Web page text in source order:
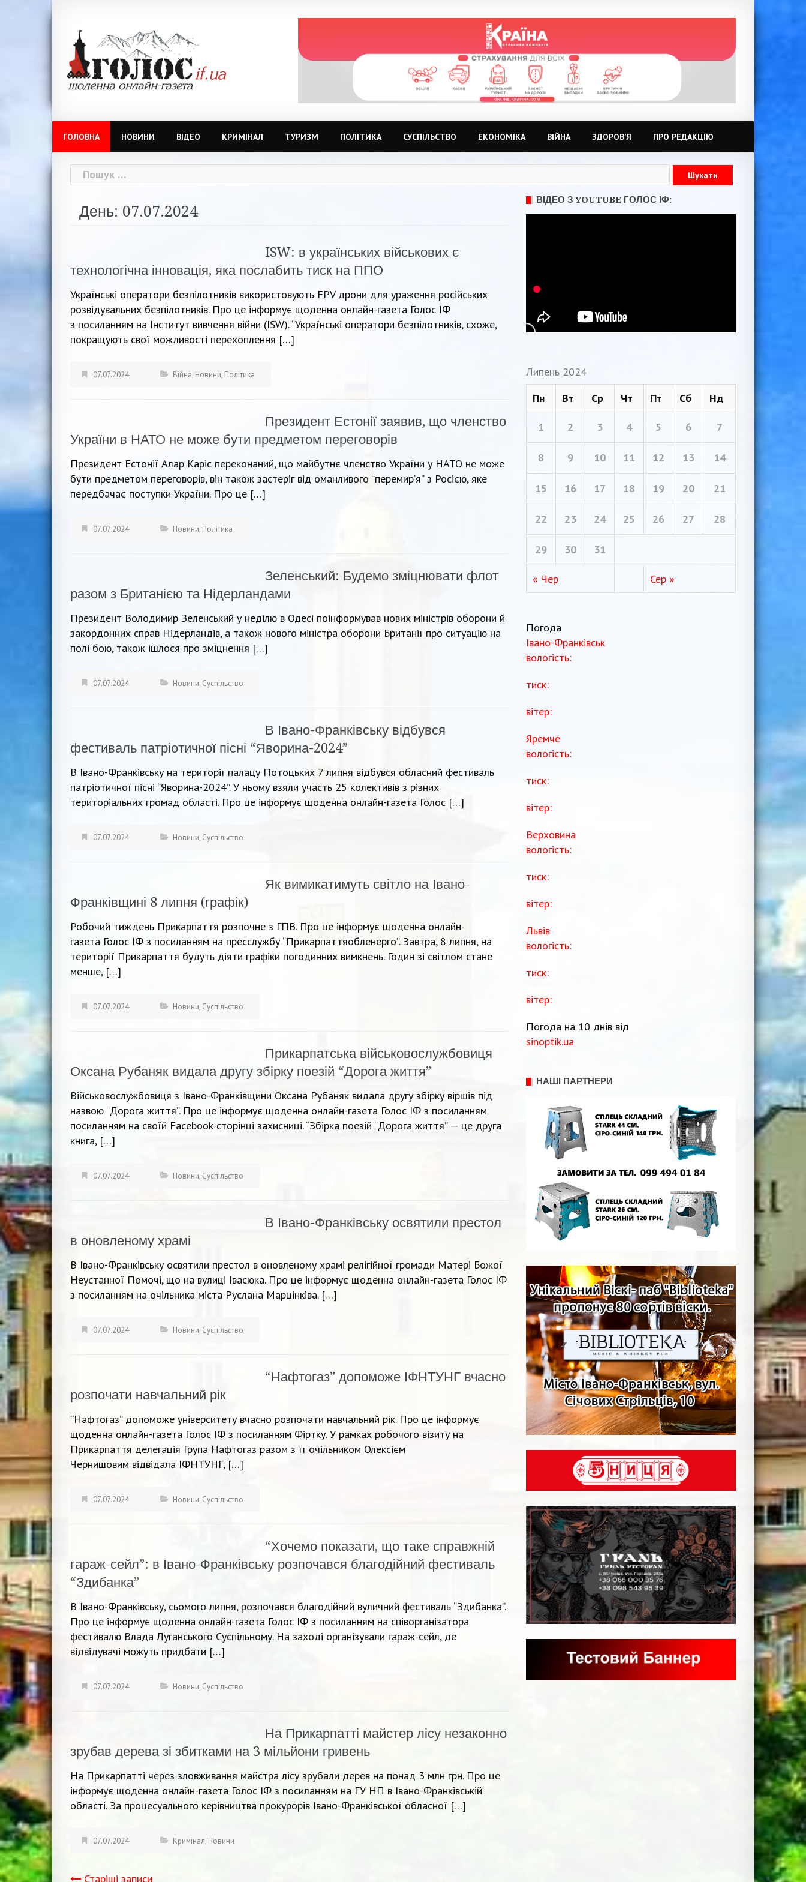
ГОЛОВНА НОВИНИ ВІДЕО КРИМІНАЛ ТУРИЗМ ПОЛІТИКА СУСПІЛЬСТВО ЕКОНОМІКА ВІЙНА ЗДОРОВ’Я ПРО РЕДАКЦІЮ
Пошук:
День: 07.07.2024
ISW: в українських військових є
технологічна інновація, яка послабить тиск на ППО
Українські оператори безпілотників використовують FPV дрони для ураження російських
розвідувальних безпілотників. Про це інформує щоденна онлайн-газета Голос ІФ
з посиланням на Інститут вивчення війни (ISW). “Українські оператори безпілотників, схоже,
покращують свої можливості перехоплення […]
07.07.2024 Війна, Новини, Політика
Президент Естонії заявив, що членство
України в НАТО не може бути предметом переговорів
Президент Естонії Алар Каріс переконаний, що майбутнє членство України у НАТО не може
бути предметом переговорів, він також застеріг від оманливого “перемир’я” з Росією, яке
передбачає поступки України. Про це […]
07.07.2024 Новини, Політика
Зеленський: Будемо зміцнювати флот
разом з Британією та Нідерландами
Президент Володимир Зеленський у неділю в Одесі поінформував нових міністрів оборони й
закордонних справ Нідерландів, а також нового міністра оборони Британії про ситуацію на
полі бою, також ішлося про зміцнення […]
07.07.2024 Новини, Суспільство
В Івано-Франківську відбувся
фестиваль патріотичної пісні “Яворина-2024”
В Івано-Франківську на території палацу Потоцьких 7 липня відбувся обласний фестиваль
патріотичної пісні “Яворина-2024”. У ньому взяли участь 25 колективів з різних
територіальних громад області. Про це інформує щоденна онлайн-газета Голос […]
07.07.2024 Новини, Суспільство
Як вимикатимуть світло на Івано-
Франківщині 8 липня (графік)
Робочий тиждень Прикарпаття розпочне з ГПВ. Про це інформує щоденна онлайн-
газета Голос ІФ з посиланням на пресслужбу “Прикарпаттяобленерго”. Завтра, 8 липня, на
території Прикарпаття будуть діяти графіки погодинних вимкнень. Годин зі світлом стане
менше, […]
07.07.2024 Новини, Суспільство
Прикарпатська військовослужбовиця
Оксана Рубаняк видала другу збірку поезій “Дорога життя”
Військовослужбовиця з Івано-Франківщини Оксана Рубаняк видала другу збірку віршів під
назвою “Дорога життя”. Про це інформує щоденна онлайн-газета Голос ІФ з посиланням
посиланням на своїй Facebook-сторінці захисниці. “Збірка поезій “Дорога життя” — це друга
книга, […]
07.07.2024 Новини, Суспільство
В Івано-Франківську освятили престол
в оновленому храмі
В Івано-Франківську освятили престол в оновленому храмі релігійної громади Матері Божої
Неустанної Помочі, що на вулиці Івасюка. Про це інформує щоденна онлайн-газета Голос ІФ
з посиланням на очільника міста Руслана Марцінківа. […]
07.07.2024 Новини, Суспільство
“Нафтогаз” допоможе ІФНТУНГ вчасно
розпочати навчальний рік
“Нафтогаз” допоможе університету вчасно розпочати навчальний рік. Про це інформує
щоденна онлайн-газета Голос ІФ з посиланням Фіртку. У рамках робочого візиту на
Прикарпаття делегація Група Нафтогаз разом з її очільником Олексієм
Чернишовим відвідала ІФНТУНГ, […]
07.07.2024 Новини, Суспільство
“Хочемо показати, що таке справжній
гараж-сейл”: в Івано-Франківську розпочався благодійний фестиваль
“Здибанка”
В Івано-Франківську, сьомого липня, розпочався благодійний вуличний фестиваль “Здибанка”.
Про це інформує щоденна онлайн-газета Голос ІФ з посиланням на співорганізатора
фестивалю Влада Луганського Суспільному. На заході організували гараж-сейл, де
відвідувачі можуть придбати […]
07.07.2024 Новини, Суспільство
На Прикарпатті майстер лісу незаконно
зрубав дерева зі збитками на 3 мільйони гривень
На Прикарпатті через зловживання майстра лісу зрубали дерев на понад 3 млн грн. Про це
інформує щоденна онлайн-газета Голос ІФ з посиланням на ГУ НП в Івано-Франківській
області. За процесуального керівництва прокурорів Івано-Франківської обласної […]
07.07.2024 Кримінал, Новини
Старіші записи
ВІДЕО З YOUTUBE ГОЛОС ІФ:
Липень 2024
Пн
Вт Ср Чт Пт Сб Нд
« Чер Сер »
1 2 3 4 5 6 7
8 9 10 11 12 13 14
15 16 17 18 19 20 21
22 23 24 25 26 27 28
29 30 31
Погода
Івано-Франківськ
вологість:
тиск:
вітер:
Яремче
вологість:
тиск:
вітер:
Верховина
вологість:
тиск:
вітер:
Львів
вологість:
тиск:
вітер:
Погода на 10 днів від
sinoptik.ua
НАШІ ПАРТНЕРИ